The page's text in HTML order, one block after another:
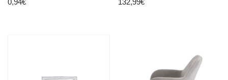
Schiebevorhang